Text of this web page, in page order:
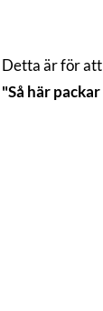
Detta är för att
"Så här packar